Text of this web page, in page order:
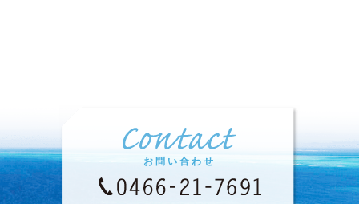
お問い合わせ